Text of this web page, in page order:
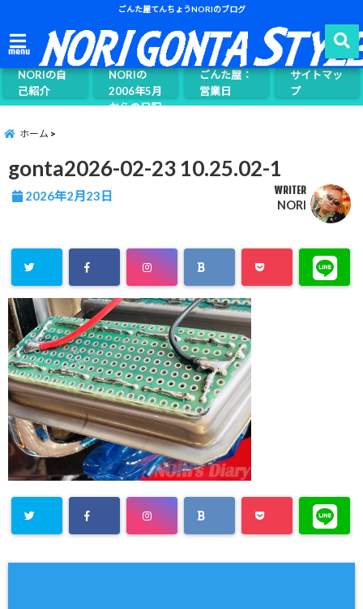
ごんた屋てんちょうNORIのブログ
menu
NORIの自
己紹介
ごんた屋て
んちょう
NORIの
2006年5月
からの日記
ごんた屋：
営業日
サイトマッ
プ
ホーム
gonta2026-02-23 10.25.02-1
2026年2月23日 WRITER
NORI